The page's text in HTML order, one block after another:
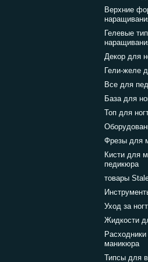
2 до 3 минут на слой — и трубки
с узким спектром, точно
50 000 часов работы без замены.
Гибридная UV/LED лампа
полимеризует и классические
рекомендуются как основной
✅ Если вы выбираете лампу
топам и гелям любого
Чем UV лампа
☀️ UV лампа (флуоресцентная)
Верхние
Гелевые
Декор для
Гели-желе
Все для
База для
Топ для
Фрезы для
Кисти для
педикюра
товары
Уход за
Жидкости
маникюра
Типсы для